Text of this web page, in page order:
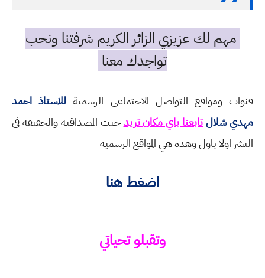
مهم لك عزيزي الزائر الكريم شرفتنا ونحب
تواجدك معنا
قنوات ومواقع التواصل الاجتماعي الرسمية للاستاذ احمد
مهدي شلالتابعنا باي مكان تريدحيث المصداقية والحقيقة في
النشر اولا باول وهذه هي المواقع الرسمية
اضغط هنا
وتقبلو تحياتي